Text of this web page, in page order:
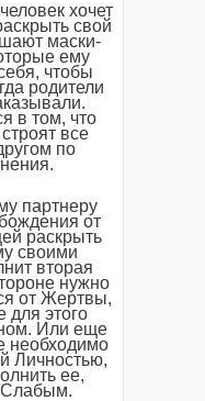
хочет
свой
маски-
ему
чтобы
родители
в том, что
все
по
партнеру
от
раскрыть
своими
вторая
нужно
от Жертвы,
для этого
Или еще
необходимо
Личностью,
ее,
Слабым.